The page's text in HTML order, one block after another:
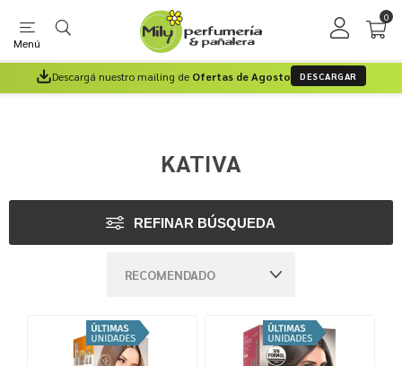
Menú
0
Descargá nuestro mailing de Ofertas de Agosto DESCARGAR
KATIVA
REFINAR BÚSQUEDA